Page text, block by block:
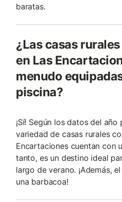
baratas.
¿Las casas
en Las
menudo
piscina?
¡Sí! Según los datos del año
variedad de casas rurales
Encartaciones cuentan con
tanto, es un destino ideal
largo de verano. ¡Además,
una barbacoa!